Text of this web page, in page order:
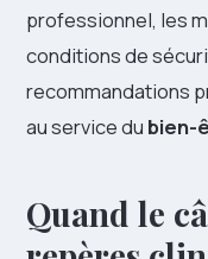
professionnel, les
conditions de
recommandations
au service du bien-
Quand le